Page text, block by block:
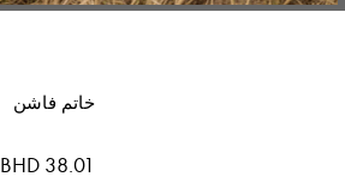
خاتم فاشن
BHD 38.01